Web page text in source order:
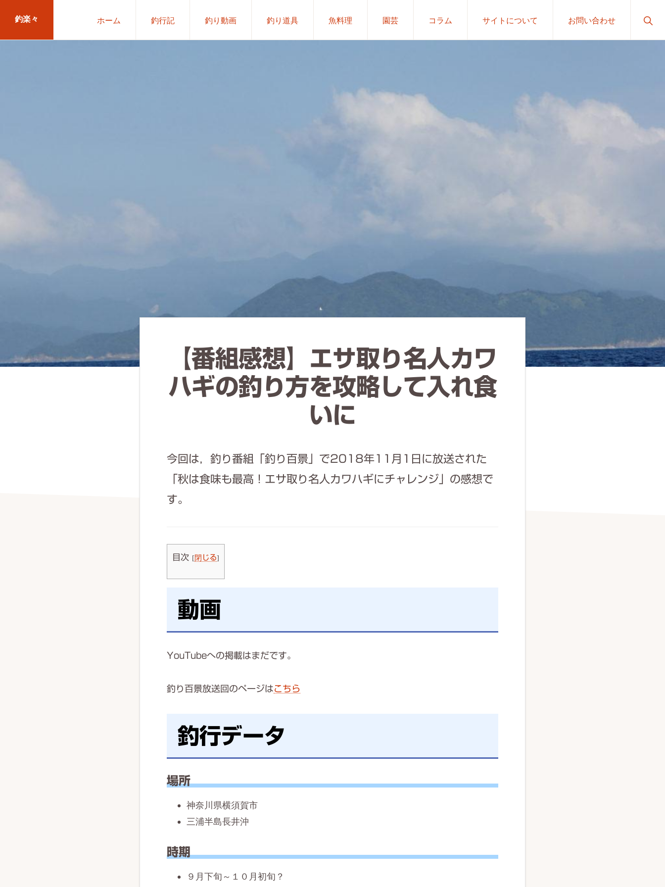
primary
main
釣楽々
エ
ホーム 釣行記 釣り動画 釣り道具 魚料理 園芸 コラム サイトについて お問い合わせ
【番組感想】エサ取り名人カワ
ハギの釣り方を攻略して入れ食
いに
今回は，釣り番組「釣り百景」で2018年11月1日に放送された
「秋は食味も最高！エサ取り名人カワハギにチャレンジ」の感想で
す。
目次 [閉じる]
動画
YouTubeへの掲載はまだです。
釣り百景放送回のページはこちら
釣行データ
場所
神奈川県横須賀市
三浦半島長井沖
時期
９月下旬～１０月初旬？